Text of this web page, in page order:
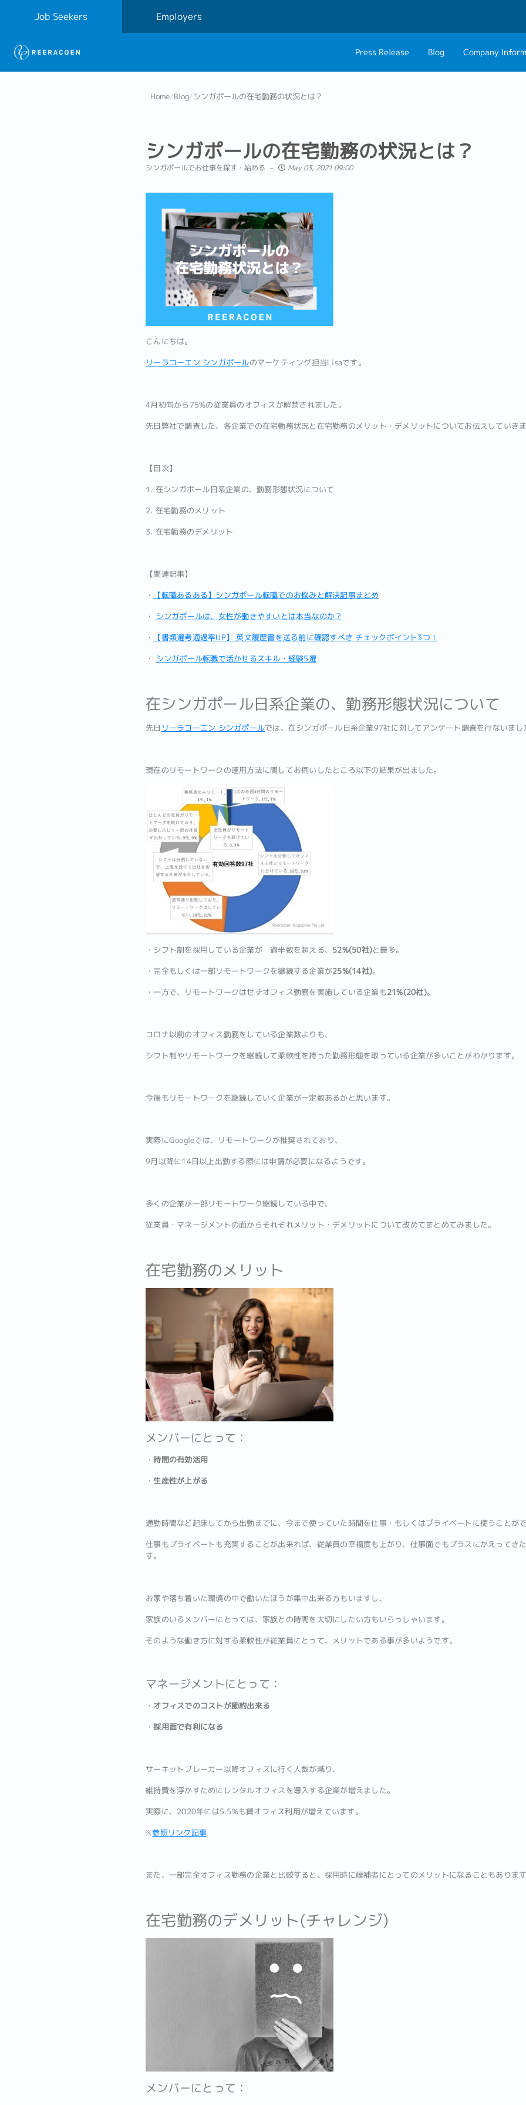
Job Seekers Employers
Press Release Blog Company
Home/Blog/シンガポールの在宅勤務の状況とは？
シンガポールの在宅勤務の状況とは？
シンガポールでお仕事を探す・始める May 03, 2021 09:00
こんにちは。
リーラコーエン シンガポールのマーケティング担当Lisaです。
4月初旬から75%の従業員のオフィスが解禁されました。
先日弊社で調査した、各企業での在宅勤務状況と在宅勤務のメリット・デメリットについてお伝えしていき
【目次】
1. 在シンガポール日系企業の、勤務形態状況について
2. 在宅勤務のメリット
3. 在宅勤務のデメリット
【関連記事】
・
【転職あるある】シンガポール転職でのお悩みと解決記事まとめ
・ シンガポールは、女性が働きやすいとは本当なのか？
・
【書類選考通過率UP】 英文履歴書を送る前に確認すべき チェックポイント3つ！
・ シンガポール転職で活かせるスキル・経験5選
在シンガポール日系企業の、勤務形態状況について
先日 リーラコーエン シンガポールでは、在シンガポール日系企業97社に対してアンケート調査を行ないまし
現在のリモートワークの運用方法に関してお伺いしたところ以下の結果が出ました。
・シフト制を採用している企業が 過半数を超える、 52%(50社)と最多。
・完全もしくは一部リモートワークを継続する企業が25%(14社)。
・一方で、リモートワークはせずオフィス勤務を実施している企業も21%(20社)。
コロナ以前のオフィス勤務をしている企業数よりも、
シフト制やリモートワークを継続して柔軟性を持った勤務形態を取っている企業が多いことがわかります。
今後もリモートワークを継続していく企業が一定数あるかと思います。
実際にGoogleでは、リモートワークが推奨されており、
9月以降に14日以上出勤する際には申請が必要になるようです。
多くの企業が一部リモートワーク継続している中で、
従業員・マネージメントの面からそれぞれメリット・デメリットについて改めてまとめてみました。
在宅勤務のメリット
メンバーにとって：
・ 時間の有効活用
・生産性が上がる
通勤時間など起床してから出勤までに、今まで使っていた時間を仕事・もしくはプライベートに使うことが
仕事もプライベートも充実することが出来れば、従業員の幸福度も上がり、仕事面でもプラスにかえってき
す。
お家や落ち着いた環境の中で働いたほうが集中出来る方もいますし、
家族のいるメンバーにとっては、家族との時間を大切にしたい方もいらっしゃいます。
そのような働き方に対する柔軟性が従業員にとって、メリットである事が多いようです。
マネージメントにとって：
・ オフィスでのコストが節約出来る
・採用面で有利になる
サーキットブレーカー以降オフィスに行く人数が減り、
維持費を浮かすためにレンタルオフィスを導入する企業が増えました。
実際に、2020年には5.5%も貸オフィス利用が増えています。
※参照リンク記事
また、一部完全オフィス勤務の企業と比較すると、採用時に候補者にとってのメリットになることもありま
在宅勤務のデメリット(チャレンジ)
メンバーにとって：